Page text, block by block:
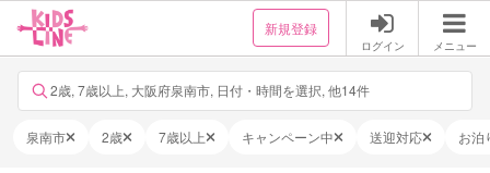
新規登録
ログイン メニュー
2歳, 7歳以上, 大阪府泉南市, 日付・時間を選択, 他14件
泉南市 2歳 7歳以上 キャンペーン中 送迎対応 お泊